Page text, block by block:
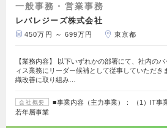
一般事務・営業事務
レバレジーズ株式会社
450万円 ～ 699万円 東京都
【業務内容】 以下いずれかの部署にて、社内のバ
ィス業務にリーダー候補として従事していただき
織改善に取り組み…
会社概要
■事業内容（主力事業）： （1）IT事
若年層事業